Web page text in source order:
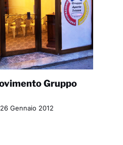
Gruppo
26 Gennaio 2012